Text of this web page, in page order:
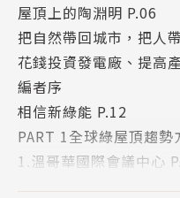
設計房子的人都想知道:
卻又不減可蓋樓板的面
塊作結合?
住在房子裡的人也想知
在家享受自然，既經濟
屋頂上的陶淵明 P.06
把自然帶回城市，把
花錢投資發電廠、提高
編者序
相信新綠能 P.12
PART 1全球綠屋頂趨勢
1.溫哥華國際會議中心